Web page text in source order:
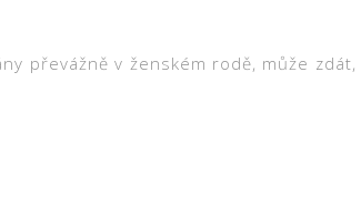
převážně v ženském rodě, může